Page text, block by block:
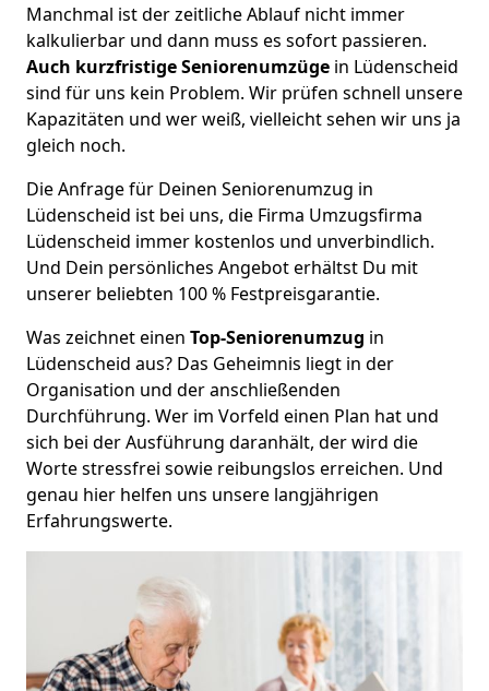
Manchmal ist der zeitliche Ablauf nicht immer
kalkulierbar und dann muss es sofort passieren.
Auch kurzfristige Seniorenumzüge in Lüdenscheid
sind für uns kein Problem. Wir prüfen schnell unsere
Kapazitäten und wer weiß, vielleicht sehen wir uns ja
gleich noch.
Die Anfrage für Deinen Seniorenumzug in
Lüdenscheid ist bei uns, die Firma Umzugsfirma
Lüdenscheid immer kostenlos und unverbindlich.
Und Dein persönliches Angebot erhältst Du mit
unserer beliebten 100 % Festpreisgarantie.
Was zeichnet einen Top-Seniorenumzug in
Lüdenscheid aus? Das Geheimnis liegt in der
Organisation und der anschließenden
Durchführung. Wer im Vorfeld einen Plan hat und
sich bei der Ausführung daranhält, der wird die
Worte stressfrei sowie reibungslos erreichen. Und
genau hier helfen uns unsere langjährigen
Erfahrungswerte.